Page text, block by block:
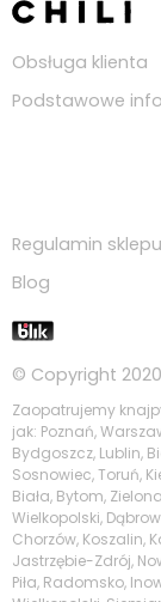
Obsługa klienta
Podstawowe
Regulamin sklepu
Blog
© Copyright 2020
Zaopatrujemy
jak: Poznań,
Bydgoszcz, Lublin,
Sosnowiec, Toruń,
Biała, Bytom,
Wielkopolski,
Chorzów, Koszalin,
Jastrzębie-Zdrój,
Piła, Radomsko,